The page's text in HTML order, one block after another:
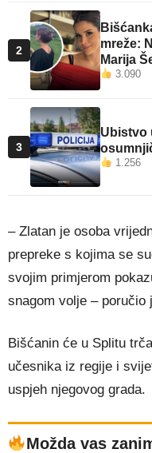
2
mreže:
Marija
3.090
3
Ubistvo
1.256
– Zlatan je osoba
prepreke s kojima se
svojim primjerom
snagom volje – poručio
Bišćanin će u Splitu
učesnika iz regije i
uspjeh njegovog grada.
Možda vas